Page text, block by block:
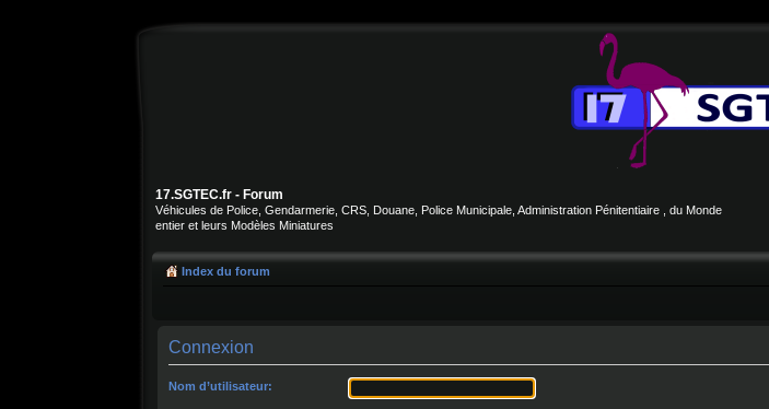
17.SGTEC.fr - Forum
Véhicules de Police, Gendarmerie, CRS, Douane, Police Municipale, Administration Pénitentiaire , du Monde
entier et leurs Modèles Miniatures
Index du forum
Connexion
Nom d’utilisateur: